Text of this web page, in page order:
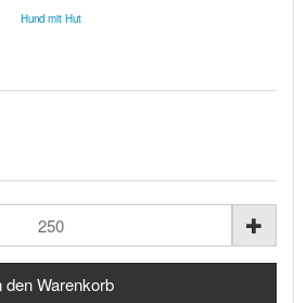
Hund mit Hut